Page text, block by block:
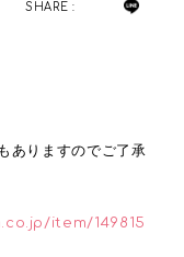
SHARE :
ありますのでご了承
item/149815